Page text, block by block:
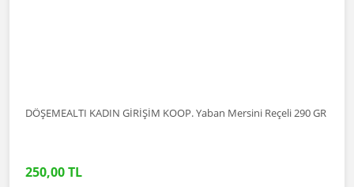
DÖŞEMEALTI KADIN GİRİŞİM KOOP. Yaban Mersini Reçeli 290 GR
250,00 TL